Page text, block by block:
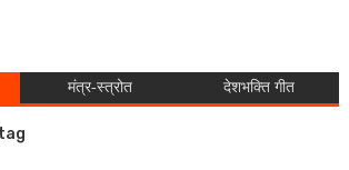
मंत्र-स्त्रोत देशभक्ति गीत